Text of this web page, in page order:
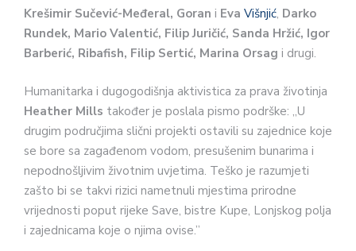
Krešimir Sučević-Međeral, Goran i Eva Višnjić, Darko
Rundek, Mario Valentić, Filip Juričić, Sanda Hržić, Igor
Barberić, Ribafish, Filip Sertić, Marina Orsag i drugi.
Humanitarka i dugogodišnja aktivistica za prava životinja
Heather Mills također je poslala pismo podrške: „U
drugim područjima slični projekti ostavili su zajednice koje
se bore sa zagađenom vodom, presušenim bunarima i
nepodnošljivim životnim uvjetima. Teško je razumjeti
zašto bi se takvi rizici nametnuli mjestima prirodne
vrijednosti poput rijeke Save, bistre Kupe, Lonjskog polja
i zajednicama koje o njima ovise.”